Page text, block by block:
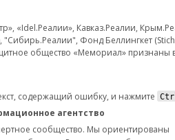
«Idel.Реалии», Кавказ.Реалии,
"Сибирь.Реалии", Фонд Беллингкет
общество «Мемориал» признаны
содержащий ошибку, и нажмите
агентство
сообщество. Мы ориентированы